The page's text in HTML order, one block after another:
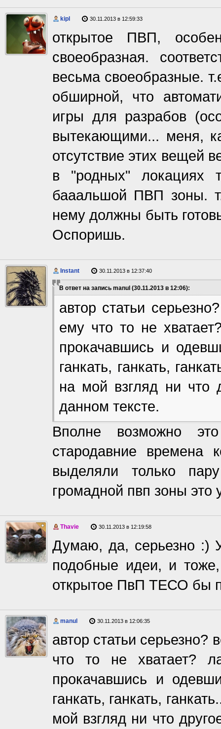
kipl 30.11.2013 в 12:59:33
открытое ПВП,
своеобразная.
весьма своеобразные.
обширной, что
игры для разрабов
вытекающими... меня,
отсутствие этих вещей
в "родных" локациях
бааальшой ПВП зоны.
нему должны быть
Оспоришь.
Instant 30.11.2013 в 12:37:40
В ответ на запись manul (30.11.2013 в 12:06):
автор статьи
ему что то не
прокачавшись и
ганкать, ганкать,
на мой взгляд ни что
данном тексте.
Вполне возможно
стародавние времена
выделяли только
громадной пвп зоны это
Thavie 30.11.2013 в 12:19:58
Думаю, да, серьезно :)
подобные идеи, и
открытое ПвП ТЕСО бы
manul 30.11.2013 в 12:06:35
автор статьи
что то не хватает?
прокачавшись и
ганкать, ганкать,
мой взгляд ни что